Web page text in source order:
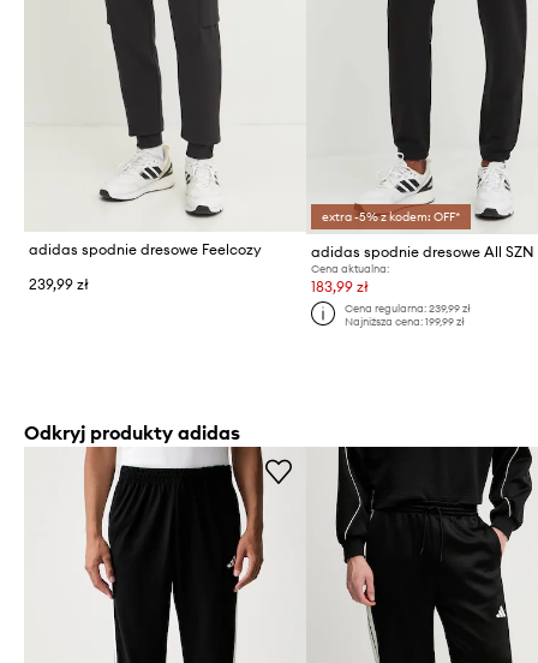
adidas spodnie dresowe Feelcozy
239,99 zł
extra -5% z kodem: OFF*
adidas spodnie dresowe All SZN
Cena aktualna:
183,99 zł
Cena regularna: 239,99 zł
Najniższa cena: 199,99 zł
Odkryj produkty adidas